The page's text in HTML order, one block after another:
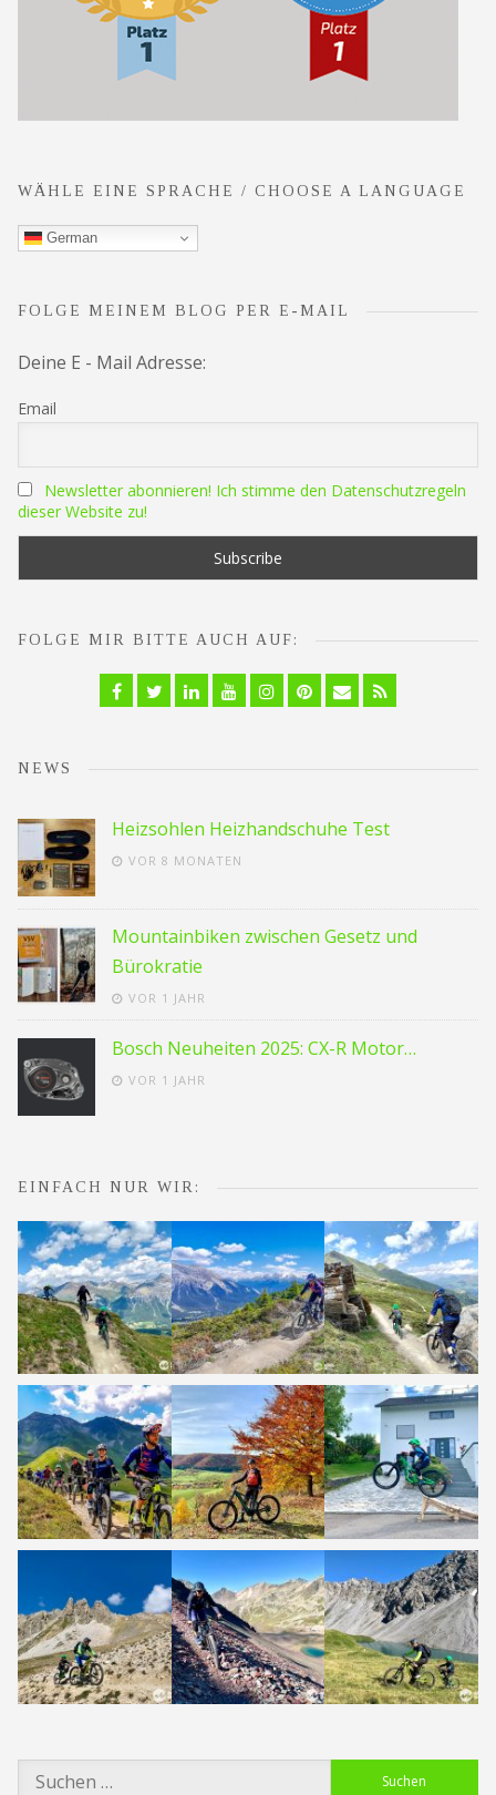
WÄHLE EINE SPRACHE / CHOOSE A LANGUAGE
German
FOLGE MEINEM BLOG PER E-MAIL
Deine E - Mail Adresse:
Email
Newsletter abonnieren! Ich stimme den Datenschutzregeln
dieser Website zu!
FOLGE MIR BITTE AUCH AUF:
Facebook
TwitterLinkedinYouTubeInstagram
PinterestEmailRSS
NEWS
Heizsohlen Heizhandschuhe Test
VOR 8 MONATEN
Mountainbiken zwischen Gesetz und
Bürokratie
VOR 1 JAHR
Bosch Neuheiten 2025: CX-R Motor…
VOR 1 JAHR
EINFACH NUR WIR:
Suchen